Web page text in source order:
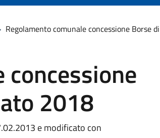
Regolamento comunale concessione Borse
2018
e modificato con